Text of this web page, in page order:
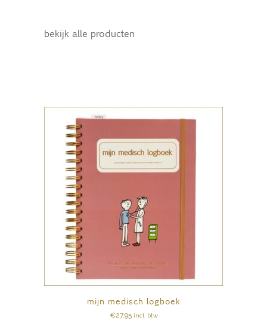
bekijk alle producten
mijn medisch logboek
€27,95 incl. btw